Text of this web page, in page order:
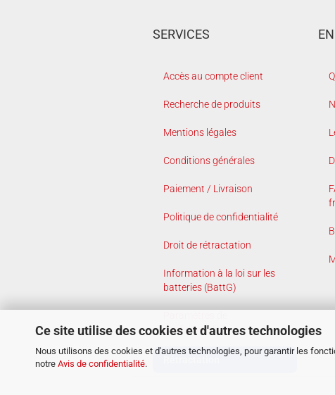
Ce site utilise des cookies et d'autres technologies
Nous utilisons des cookies et d'autres technologies, pour garantir les
notre Avis de confidentialité.
SERVICES
Accès au compte client
Recherche de produits
Mentions légales
Conditions générales
Paiement / Livraison
Politique de confidentialité
Droit de rétractation
Information à la loi sur les
batteries (BattG)
confidentialité